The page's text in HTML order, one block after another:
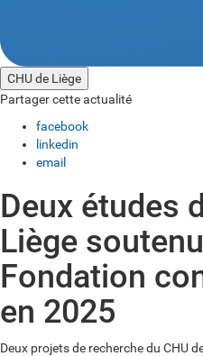
CHU de Liège
Partager cette actualité
facebook
linkedin
email
Deux études
Liège
Fondation
en 2025
Deux projets de recherche du CHU